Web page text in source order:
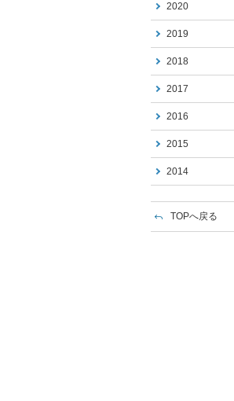
2020
2019
2018
2017
2016
2015
2014
TOPへ戻る